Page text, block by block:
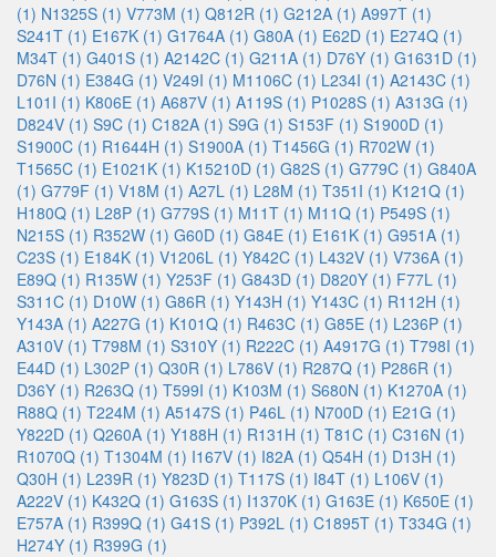
(1) N1325S (1) V773M (1) Q812R (1) G212A (1) A997T (1)
S241T (1) E167K (1) G1764A (1) G80A (1) E62D (1) E274Q (1)
M34T (1) G401S (1) A2142C (1) G211A (1) D76Y (1) G1631D (1)
D76N (1) E384G (1) V249I (1) M1106C (1) L234I (1) A2143C (1)
L101I (1) K806E (1) A687V (1) A119S (1) P1028S (1) A313G (1)
D824V (1) S9C (1) C182A (1) S9G (1) S153F (1) S1900D (1)
S1900C (1) R1644H (1) S1900A (1) T1456G (1) R702W (1)
T1565C (1) E1021K (1) K15210D (1) G82S (1) G779C (1) G840A
(1) G779F (1) V18M (1) A27L (1) L28M (1) T351I (1) K121Q (1)
H180Q (1) L28P (1) G779S (1) M11T (1) M11Q (1) P549S (1)
N215S (1) R352W (1) G60D (1) G84E (1) E161K (1) G951A (1)
C23S (1) E184K (1) V1206L (1) Y842C (1) L432V (1) V736A (1)
E89Q (1) R135W (1) Y253F (1) G843D (1) D820Y (1) F77L (1)
S311C (1) D10W (1) G86R (1) Y143H (1) Y143C (1) R112H (1)
Y143A (1) A227G (1) K101Q (1) R463C (1) G85E (1) L236P (1)
A310V (1) T798M (1) S310Y (1) R222C (1) A4917G (1) T798I (1)
E44D (1) L302P (1) Q30R (1) L786V (1) R287Q (1) P286R (1)
D36Y (1) R263Q (1) T599I (1) K103M (1) S680N (1) K1270A (1)
R88Q (1) T224M (1) A5147S (1) P46L (1) N700D (1) E21G (1)
Y822D (1) Q260A (1) Y188H (1) R131H (1) T81C (1) C316N (1)
R1070Q (1) T1304M (1) I167V (1) I82A (1) Q54H (1) D13H (1)
Q30H (1) L239R (1) Y823D (1) T117S (1) I84T (1) L106V (1)
A222V (1) K432Q (1) G163S (1) I1370K (1) G163E (1) K650E (1)
E757A (1) R399Q (1) G41S (1) P392L (1) C1895T (1) T334G (1)
H274Y (1) R399G (1)